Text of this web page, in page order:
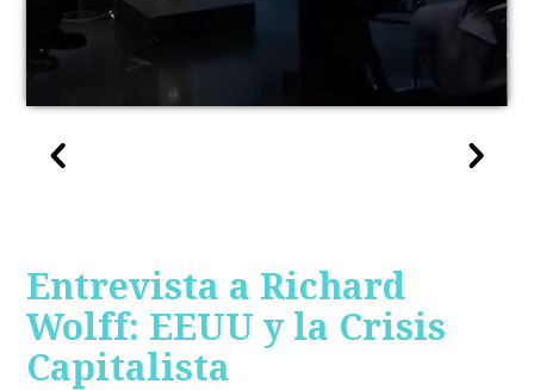
Entrevista a Richard
Wolff: EEUU y la Crisis
Capitalista